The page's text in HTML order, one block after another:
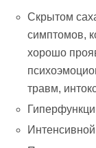
Скрытом
симптомов,
хорошо
травм,